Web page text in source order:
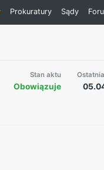
Prokuratury Sądy
Stan aktu
Obowiązuje